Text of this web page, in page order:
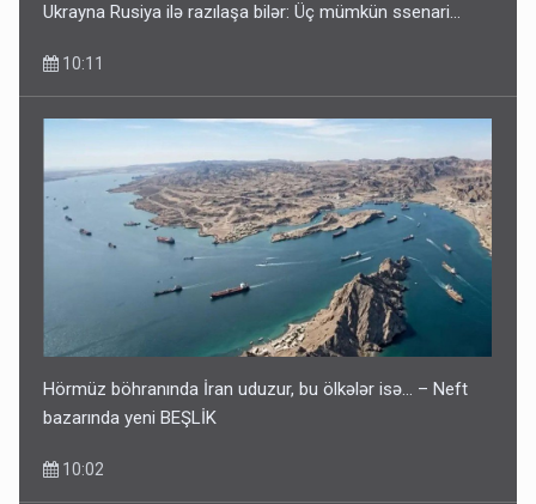
Ukrayna Rusiya ilə razılaşa bilər: Üç mümkün ssenari...
10:11
Hörmüz böhranında İran uduzur, bu ölkələr isə... – Neft
bazarında yeni BEŞLİK
10:02